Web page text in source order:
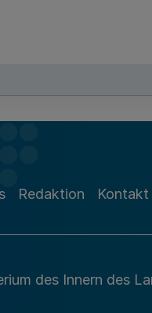
Redaktion Kontakt
des Innern des